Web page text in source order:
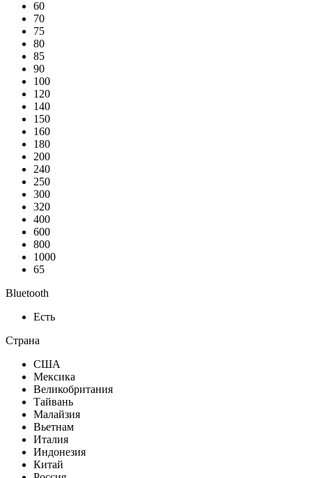
60
70
75
80
85
90
100
120
140
150
160
180
200
240
250
300
320
400
600
800
1000
65
Bluetooth
Есть
Страна
США
Мексика
Великобритания
Тайвань
Малайзия
Вьетнам
Италия
Индонезия
Китай